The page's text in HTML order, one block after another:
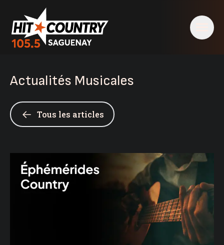
Actualités Musicales
Tous les articles